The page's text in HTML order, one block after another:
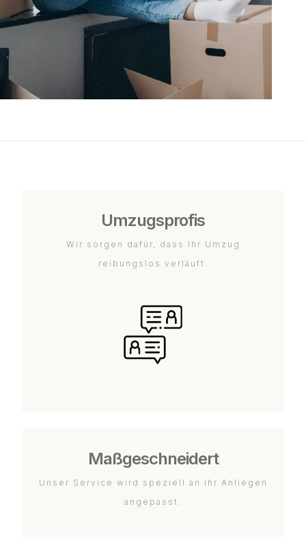
Umzugsprofis
Wir sorgen dafür, dass Ihr Umzug
reibungslos verläuft.
Maßgeschneidert
Unser Service wird speziell an Ihr Anliegen
angepasst.